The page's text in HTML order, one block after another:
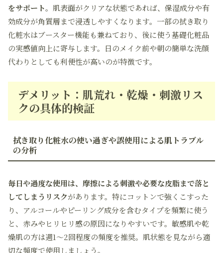
をサポート。肌表面がクリアな状態であれば、保湿成分や有
効成分が角質層まで浸透しやすくなります。一部の拭き取り
化粧水はブースター機能も兼ねており、後に使う基礎化粧品
の実感値向上に寄与します。日のメイク前や朝の簡単な洗顔
代わりとしても利便性が高いのが特徴です。
デメリット：肌荒れ・乾燥・刺激リス
クの具体的検証
拭き取り化粧水の使い過ぎや誤使用による肌トラブル
の分析
毎日や過度な使用は、摩擦による刺激や必要な皮脂まで落と
してしまうリスクがあります。特にコットンで強くこすった
り、アルコールやピーリング成分を含むタイプを頻繁に使う
と、赤みやヒリヒリ感の原因になりやすいです。敏感肌や乾
燥肌の方は週1〜2回程度の頻度を推奨。肌状態を見ながら適
切な頻度で使用しましょう。